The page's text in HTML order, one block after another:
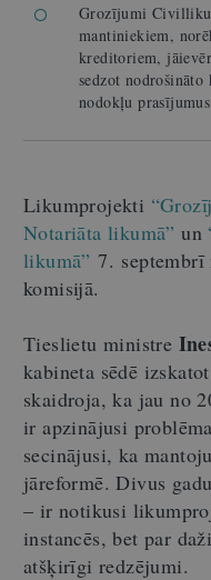
Grozījumi
mantiniekiem,
kreditoriem,
sedzot
nodokļu prasījumus.
Likumprojekti
Notariāta likumā” un
likumā” 7.
komisijā.
Tieslietu ministre
kabineta sēdē
skaidroja, ka jau no
ir apzinājusi
secinājusi, ka
jāreformē. Divus
– ir notikusi
instancēs, bet par
atšķirīgi redzējumi.